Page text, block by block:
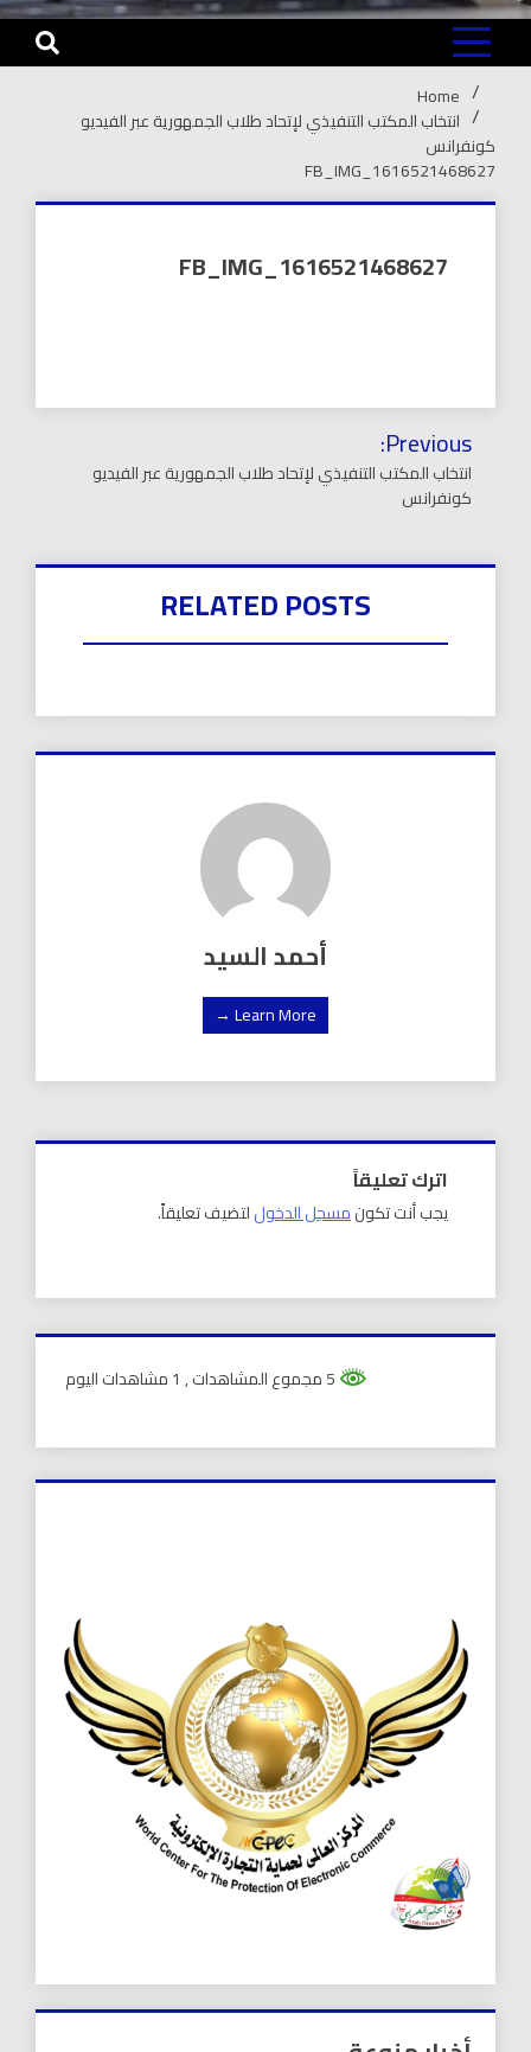
Home
انتخاب المكتب التنفيذي لإتحاد طلاب الجمهورية عبر الفيديو
كونفرانس
FB_IMG_1616521468627
FB_IMG_1616521468627
تصفّح
المقالات
Previous:
انتخاب المكتب التنفيذي لإتحاد طلاب الجمهورية عبر الفيديو
كونفرانس
RELATED POSTS
أحمد السيد
Learn More →
اترك تعليقاً
يجب أنت تكونمسجل الدخوللتضيف تعليقاً.
, 1 مشاهدات اليوم